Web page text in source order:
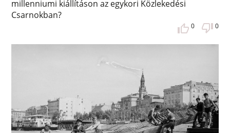
millenniumi kiállításon az egykori Közlekedési
Csarnokban?
0 0